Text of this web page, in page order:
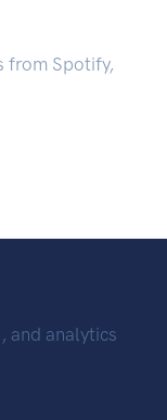
from Spotify,
and analytics